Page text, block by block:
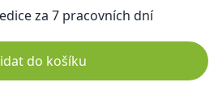
za 7 pracovních dní
do košíku